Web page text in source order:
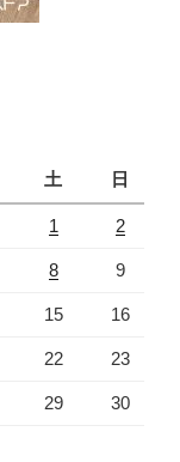
土 日
1 2
8 9
15 16
22 23
29 30